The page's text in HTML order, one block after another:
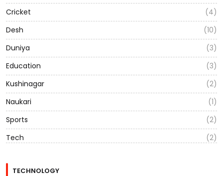
Cricket
(4)
Desh
(10)
Duniya
(3)
Education
(3)
Kushinagar
(2)
Naukari
(1)
Sports
(2)
Tech
(2)
TECHNOLOGY